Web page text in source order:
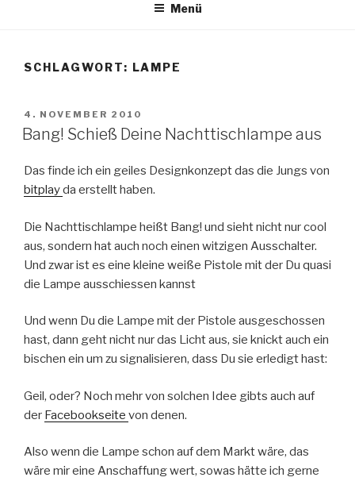
Menü
SCHLAGWORT: LAMPE
VERÖFFENTLICHT
AM
4. NOVEMBER 2010
Bang! Schieß Deine Nachttischlampe aus
Das finde ich ein geiles Designkonzept das die Jungs von
bitplayda erstellt haben.
Die Nachttischlampe heißt Bang! und sieht nicht nur cool
aus, sondern hat auch noch einen witzigen Ausschalter.
Und zwar ist es eine kleine weiße Pistole mit der Du quasi
die Lampe ausschiessen kannst
Und wenn Du die Lampe mit der Pistole ausgeschossen
hast, dann geht nicht nur das Licht aus, sie knickt auch ein
bischen ein um zu signalisieren, dass Du sie erledigt hast:
Geil, oder? Noch mehr von solchen Idee gibts auch auf
der Facebookseite von denen.
Also wenn die Lampe schon auf dem Markt wäre, das
wäre mir eine Anschaffung wert, sowas hätte ich gerne